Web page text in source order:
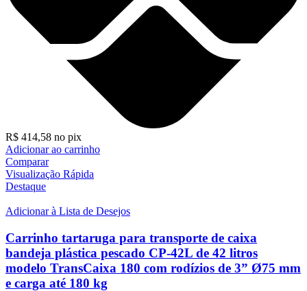
R$ 414,58 no pix
Adicionar ao carrinho
Comparar
Visualização Rápida
Destaque
Adicionar à Lista de Desejos
Carrinho tartaruga para transporte de caixa
bandeja plástica pescado CP-42L de 42 litros
modelo TransCaixa 180 com rodízios de 3” Ø75 mm
e carga até 180 kg